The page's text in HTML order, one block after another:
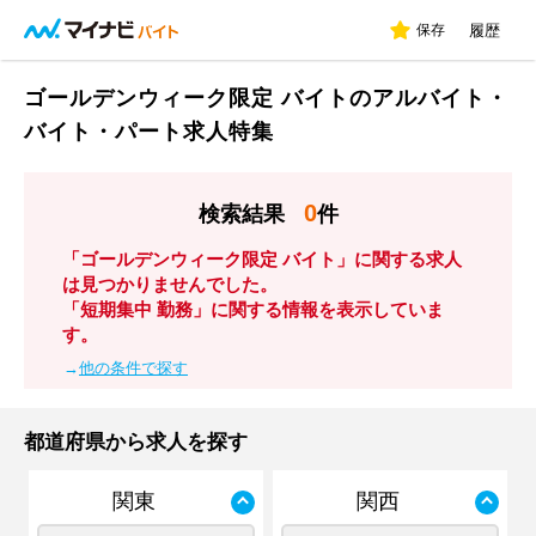
保存 履歴
ゴールデンウィーク限定 バイトのアルバイト・
バイト・パート求人特集
検索結果 0件
「ゴールデンウィーク限定 バイト」に関する求人
は見つかりませんでした。
「短期集中 勤務」に関する情報を表示していま
す。
→他の条件で探す
都道府県から求人を探す
関東 関西